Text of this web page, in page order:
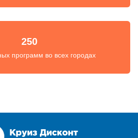
250
программ во всех городах